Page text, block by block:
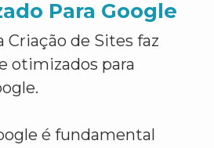
Para Google
Criação de Sites faz
otimizados para
é fundamental